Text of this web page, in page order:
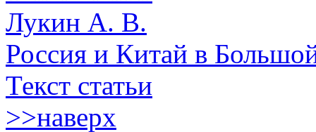
Лукин А. В.
Россия и Китай в
Текст статьи
>>наверх